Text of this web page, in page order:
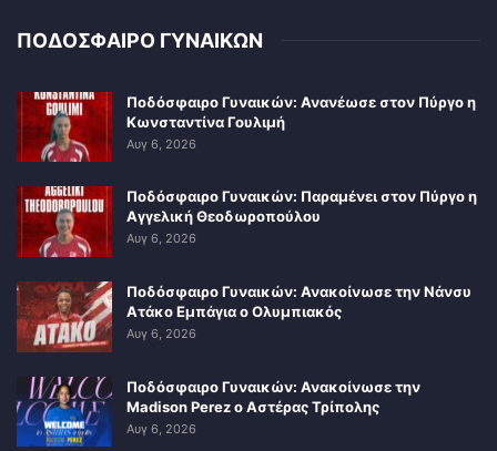
ΠΟΔΟΣΦΑΙΡΟ ΓΥΝΑΙΚΩΝ
Ποδόσφαιρο Γυναικών: Ανανέωσε στον Πύργο η
Κωνσταντίνα Γουλιμή
Αυγ 6, 2026
Ποδόσφαιρο Γυναικών: Παραμένει στον Πύργο η
Αγγελική Θεοδωροπούλου
Αυγ 6, 2026
Ποδόσφαιρο Γυναικών: Ανακοίνωσε την Νάνσυ
Ατάκο Εμπάγια ο Ολυμπιακός
Αυγ 6, 2026
Ποδόσφαιρο Γυναικών: Ανακοίνωσε την
Madison Perez ο Αστέρας Τρίπολης
Αυγ 6, 2026